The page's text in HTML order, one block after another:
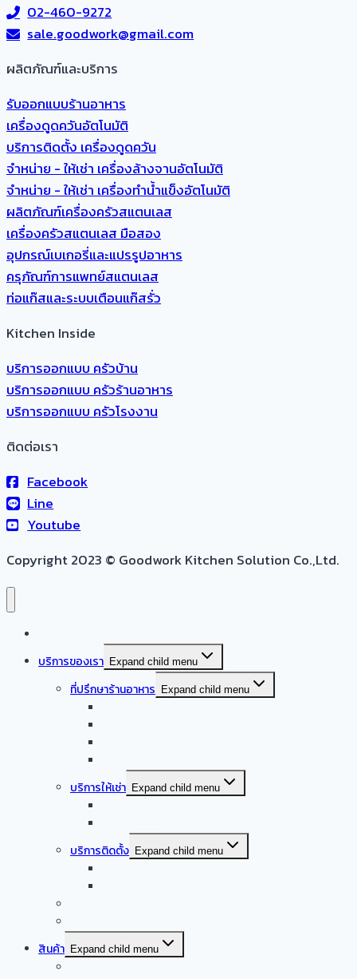
02-460-9272
sale.goodwork@gmail.com
ผลิตภัณฑ์และบริการ​
รับออกแบบร้านอาหาร
เครื่องดูดควันอัตโนมัติ
บริการติดตั้ง เครื่องดูดควัน
จำหน่าย - ให้เช่า เครื่องล้างจานอัตโนมัติ
จำหน่าย - ให้เช่า เครื่องทำน้ำแข็งอัตโนมัติ
ผลิตภัณฑ์เครื่องครัวสแตนเลส
เครื่องครัวสแตนเลส มือสอง
อุปกรณ์เบเกอรี่และแปรรูปอาหาร
ครุภัณฑ์การแพทย์สแตนเลส
ท่อแก๊สและระบบเตือนแก๊สรั่ว
Kitchen Inside
บริการออกแบบ ครัวบ้าน
บริการออกแบบ ครัวร้านอาหาร
บริการออกแบบ ครัวโรงงาน
ติดต่อเรา
Facebook
Line
Youtube
Copyright 2023 © Goodwork Kitchen Solution Co.,Ltd.
บริการของเรา Expand child menu
ที่ปรึกษาร้านอาหาร Expand child menu
บริการให้เช่า Expand child menu
บริการติดตั้ง Expand child menu
สินค้า Expand child menu